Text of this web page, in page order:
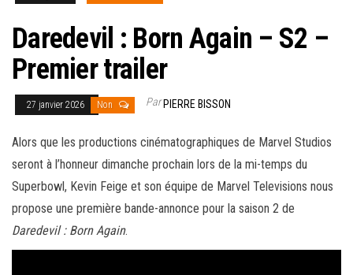
Daredevil : Born Again – S2 –
Premier trailer
27 janvier 2026 Non ParPIERRE BISSON
Alors que les productions cinématographiques de Marvel Studios
seront à l’honneur dimanche prochain lors de la mi-temps du
Superbowl, Kevin Feige et son équipe de Marvel Televisions nous
propose une première bande-annonce pour la saison 2 de
Daredevil : Born Again.